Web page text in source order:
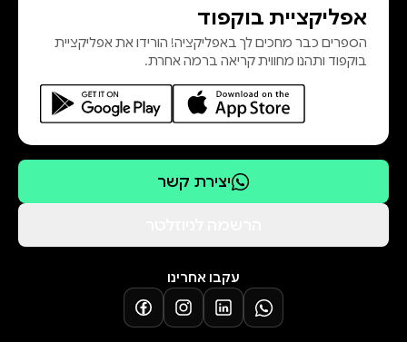
אפליקציית בוקפוד
הספרים כבר מחכים לך באפליקציה! הורידו את אפליקציית
בוקפוד ותהנו מחווית קריאה ברמה אחרת.
יצירת קשר
עקבו אחרינו